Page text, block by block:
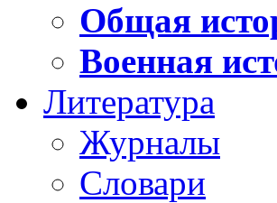
Общая
Военная
Литература
Журналы
Словари